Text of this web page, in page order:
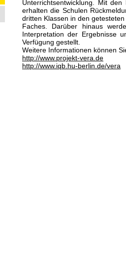
Unterrichtsentwicklung. Mit
erhalten die Schulen
dritten Klassen in den
Faches. Darüber hinaus
Interpretation der Ergebnisse
Verfügung gestellt.
Weitere Informationen können
http://www.projekt-vera.de
http://www.iqb.hu-berlin.de/vera